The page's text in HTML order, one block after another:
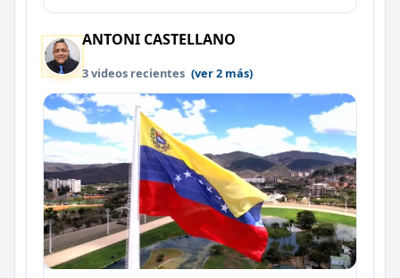
ANTONI CASTELLANO
3 videos recientes (ver 2 más)